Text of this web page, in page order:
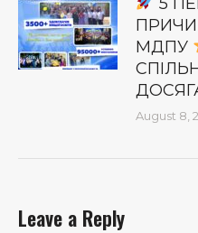
МДПУ
August 8,
Leave a Reply